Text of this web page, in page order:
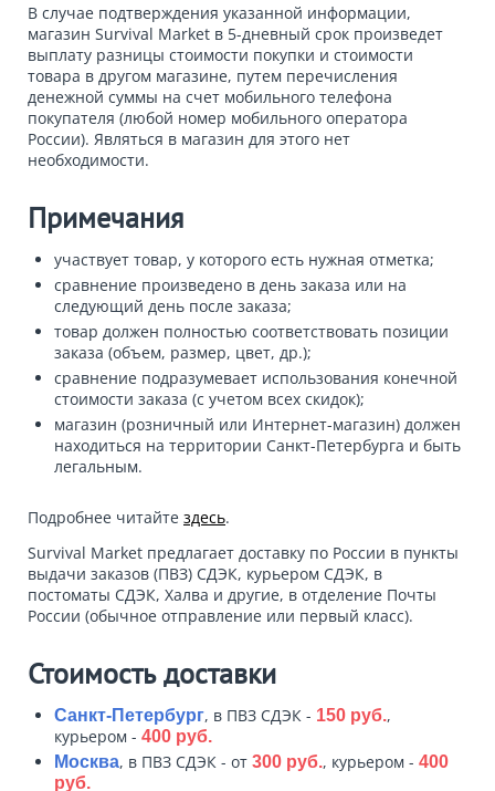
В случае подтверждения указанной информации,
магазин Survival Market в 5-дневный срок произведет
выплату разницы стоимости покупки и стоимости
товара в другом магазине, путем перечисления
денежной суммы на счет мобильного телефона
покупателя (любой номер мобильного оператора
России). Являться в магазин для этого нет
необходимости.
Примечания
участвует товар, у которого есть нужная отметка;
сравнение произведено в день заказа или на
следующий день после заказа;
товар должен полностью соответствовать позиции
заказа (объем, размер, цвет, др.);
сравнение подразумевает использования конечной
стоимости заказа (с учетом всех скидок);
магазин (розничный или Интернет-магазин) должен
находиться на территории Санкт-Петербурга и быть
легальным.
Подробнее читайте здесь.
Survival Market предлагает доставку по России в пункты
выдачи заказов (ПВЗ) СДЭК, курьером СДЭК, в
постоматы СДЭК, Халва и другие, в отделение Почты
России (обычное отправление или первый класс).
Стоимость доставки
Санкт-Петербург, в ПВЗ СДЭК - 150 руб.,
курьером - 400 руб.
Москва, в ПВЗ СДЭК - от 300 руб., курьером - 400
руб.